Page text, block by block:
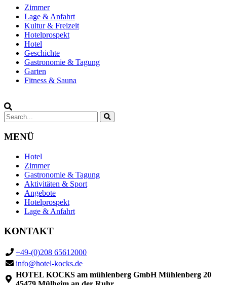
Zimmer
Lage & Anfahrt
Kultur & Freizeit
Hotelprospekt
Hotel
Geschichte
Gastronomie & Tagung
Garten
Fitness & Sauna
MENÜ
Hotel
Zimmer
Gastronomie & Tagung
Aktivitäten & Sport
Angebote
Hotelprospekt
Lage & Anfahrt
KONTAKT
+49-(0)208 65612000
info@hotel-kocks.de
HOTEL KOCKS am mühlenberg GmbH Mühlenberg 20